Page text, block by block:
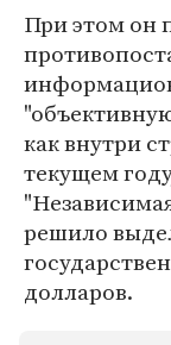
При этом он
как внутри
текущем
решило
долларов.